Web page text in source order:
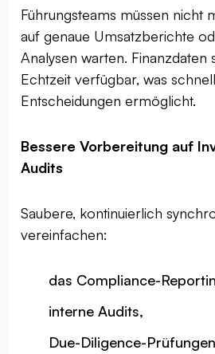
Führungsteams müssen nicht
auf genaue Umsatzberichte
Analysen warten. Finanzdaten
Echtzeit verfügbar, was
Entscheidungen ermöglicht.
Bessere Vorbereitung auf
Audits
Saubere, kontinuierlich
vereinfachen:
das Compliance-
interne Audits,
Due-Diligence-